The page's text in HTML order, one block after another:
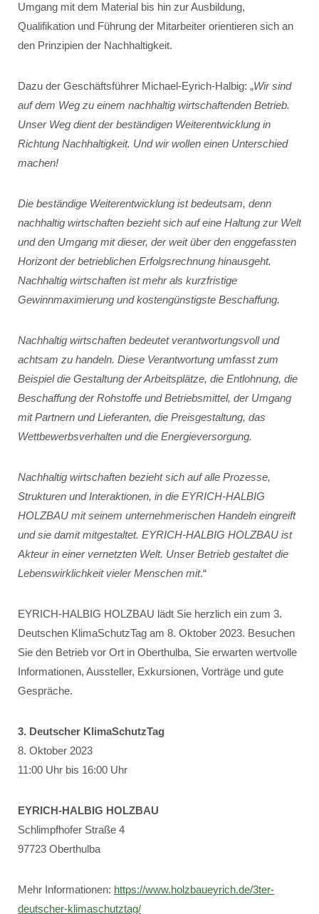
Umgang mit dem Material bis hin zur Ausbildung,
Qualifikation und Führung der Mitarbeiter orientieren sich an
den Prinzipien der Nachhaltigkeit.
Dazu der Geschäftsführer Michael-Eyrich-Halbig: „Wir sind
auf dem Weg zu einem nachhaltig wirtschaftenden Betrieb.
Unser Weg dient der beständigen Weiterentwicklung in
Richtung Nachhaltigkeit. Und wir wollen einen Unterschied
machen!
Die beständige Weiterentwicklung ist bedeutsam, denn
nachhaltig wirtschaften bezieht sich auf eine Haltung zur Welt
und den Umgang mit dieser, der weit über den enggefassten
Horizont der betrieblichen Erfolgsrechnung hinausgeht.
Nachhaltig wirtschaften ist mehr als kurzfristige
Gewinnmaximierung und kostengünstigste Beschaffung.
Nachhaltig wirtschaften bedeutet verantwortungsvoll und
achtsam zu handeln. Diese Verantwortung umfasst zum
Beispiel die Gestaltung der Arbeitsplätze, die Entlohnung, die
Beschaffung der Rohstoffe und Betriebsmittel, der Umgang
mit Partnern und Lieferanten, die Preisgestaltung, das
Wettbewerbsverhalten und die Energieversorgung.
Nachhaltig wirtschaften bezieht sich auf alle Prozesse,
Strukturen und Interaktionen, in die EYRICH-HALBIG
HOLZBAU mit seinem unternehmerischen Handeln eingreift
und sie damit mitgestaltet. EYRICH-HALBIG HOLZBAU ist
Akteur in einer vernetzten Welt. Unser Betrieb gestaltet die
Lebenswirklichkeit vieler Menschen mit.“
EYRICH-HALBIG HOLZBAU lädt Sie herzlich ein zum 3.
Deutschen KlimaSchutzTag am 8. Oktober 2023. Besuchen
Sie den Betrieb vor Ort in Oberthulba, Sie erwarten wertvolle
Informationen, Aussteller, Exkursionen, Vorträge und gute
Gespräche.
3. Deutscher KlimaSchutzTag
8. Oktober 2023
11:00 Uhr bis 16:00 Uhr
EYRICH-HALBIG HOLZBAU
Schlimpfhofer Straße 4
97723 Oberthulba
Mehr Informationen: https://www.holzbaueyrich.de/3ter-
deutscher-klimaschutztag/